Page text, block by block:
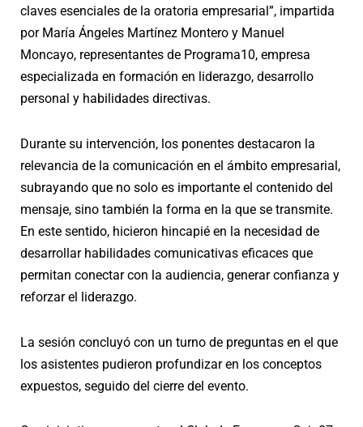
claves esenciales de la oratoria empresarial”, impartida
por María Ángeles Martínez Montero y Manuel
Moncayo, representantes de Programa10, empresa
especializada en formación en liderazgo, desarrollo
personal y habilidades directivas.
Durante su intervención, los ponentes destacaron la
relevancia de la comunicación en el ámbito empresarial,
subrayando que no solo es importante el contenido del
mensaje, sino también la forma en la que se transmite.
En este sentido, hicieron hincapié en la necesidad de
desarrollar habilidades comunicativas eficaces que
permitan conectar con la audiencia, generar confianza y
reforzar el liderazgo.
La sesión concluyó con un turno de preguntas en el que
los asistentes pudieron profundizar en los conceptos
expuestos, seguido del cierre del evento.